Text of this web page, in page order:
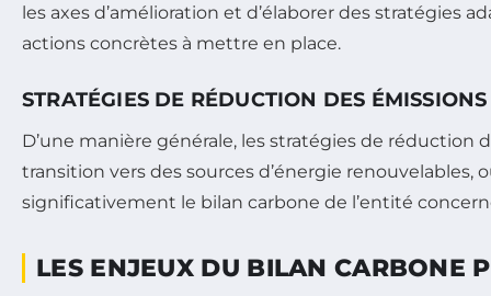
les axes d’amélioration et d’élaborer des stratégies
actions concrètes à mettre en place.
STRATÉGIES DE RÉDUCTION DES ÉMISSIONS
D’une manière générale, les stratégies de réduction
transition vers des sources d’énergie
significativement le bilan carbone de l’entité
LES ENJEUX DU BILAN CARBONE